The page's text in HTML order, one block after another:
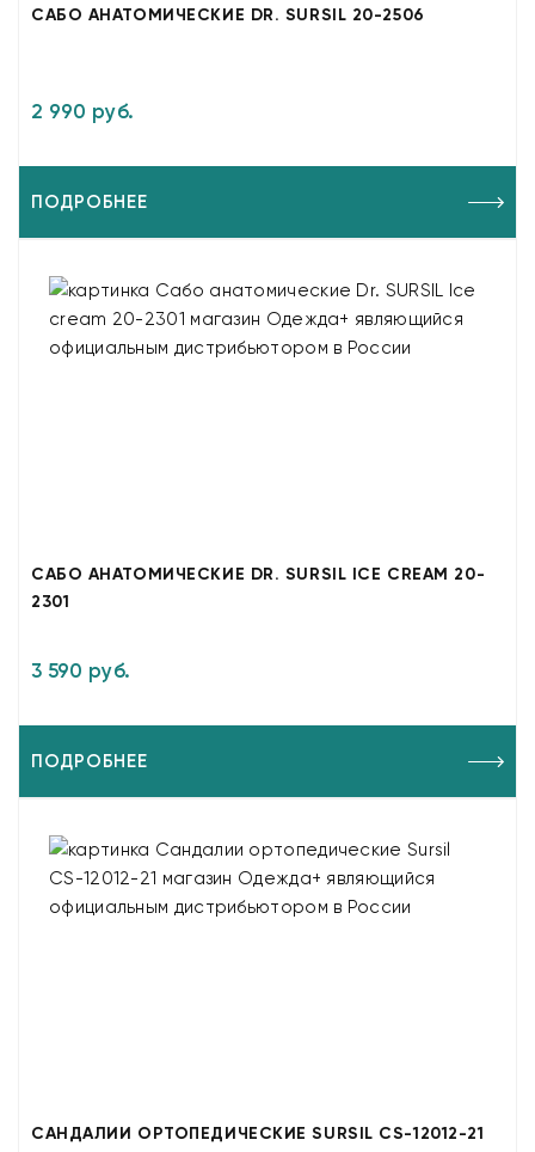
САБО АНАТОМИЧЕСКИЕ DR. SURSIL 20-2506
2 990 руб.
ПОДРОБНЕЕ
САБО АНАТОМИЧЕСКИЕ DR. SURSIL ICE CREAM 20-
2301
3 590 руб.
ПОДРОБНЕЕ
САНДАЛИИ ОРТОПЕДИЧЕСКИЕ SURSIL CS-12012-21